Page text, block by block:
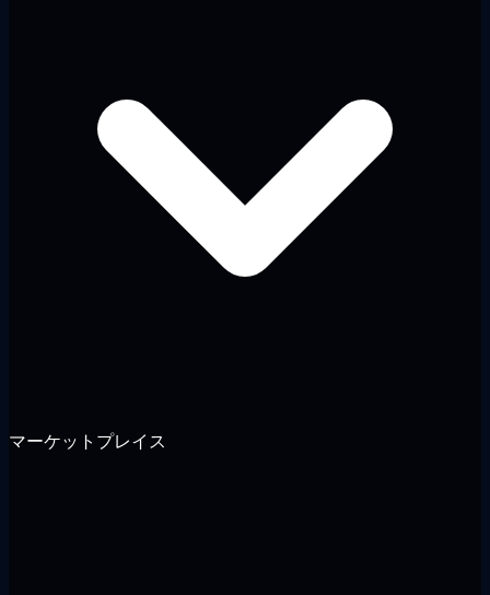
マーケットプレイス